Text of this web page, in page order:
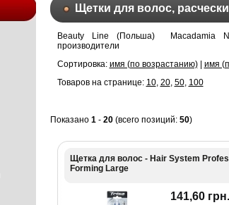
Щетки для волос, расчески
Beauty Line (Польша) Macadamia
производители
Сортировка: имя (по возрастанию)| имя
Товаров на странице: 10, 20, 50, 100
Показано 1 - 20(всего позиций: 50)
Щетка для волос - Hair System
Forming Large
141,60 грн.